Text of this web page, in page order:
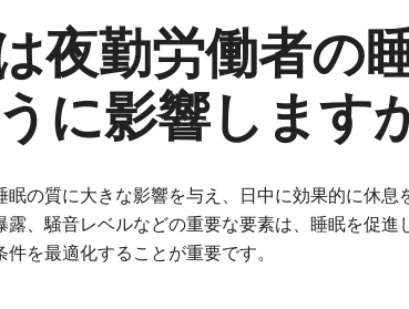
夜勤労働者の
に影響します
の質に大きな影響を与え、日中に効果的に休息
露、騒音レベルなどの重要な要素は、睡眠を促進
を最適化することが重要です。